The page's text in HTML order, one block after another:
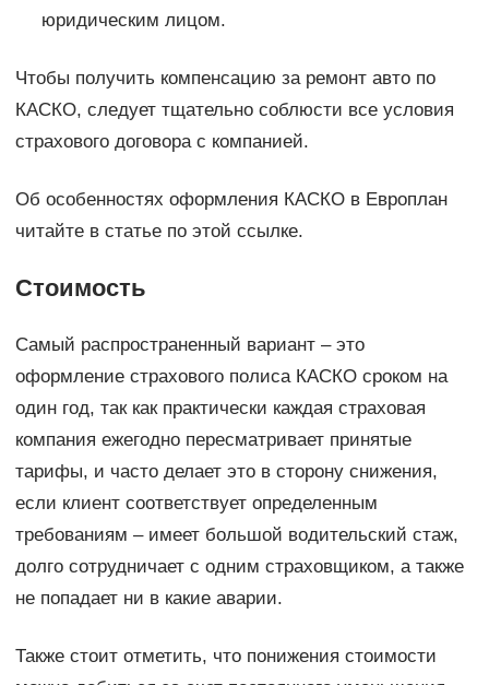
юридическим лицом.
Чтобы получить компенсацию за ремонт авто по
КАСКО, следует тщательно соблюсти все условия
страхового договора с компанией.
Об особенностях оформления КАСКО в Европлан
читайте в статье по этой ссылке.
Стоимость
Самый распространенный вариант – это
оформление страхового полиса КАСКО сроком на
один год, так как практически каждая страховая
компания ежегодно пересматривает принятые
тарифы, и часто делает это в сторону снижения,
если клиент соответствует определенным
требованиям – имеет большой водительский стаж,
долго сотрудничает с одним страховщиком, а также
не попадает ни в какие аварии.
Также стоит отметить, что понижения стоимости